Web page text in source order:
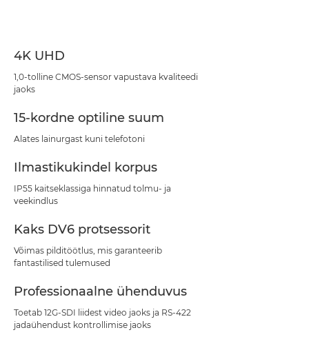
4K UHD
1,0-tolline CMOS-sensor vapustava kvaliteedi
jaoks
15-kordne optiline suum
Alates lainurgast kuni telefotoni
Ilmastikukindel korpus
IP55 kaitseklassiga hinnatud tolmu- ja
veekindlus
Kaks DV6 protsessorit
Võimas pilditöötlus, mis garanteerib
fantastilised tulemused
Professionaalne ühenduvus
Toetab 12G-SDI liidest video jaoks ja RS-422
jadaühendust kontrollimise jaoks